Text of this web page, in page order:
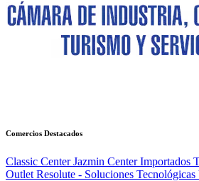
Comercios Destacados
Classic CenterJazmin Center Importados
Outlet Resolute - Soluciones Tecnológicas